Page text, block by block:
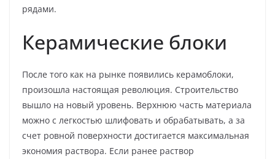
рядами.
Керамические блоки
После того как на рынке появились керамоблоки,
произошла настоящая революция. Строительство
вышло на новый уровень. Верхнюю часть материала
можно с легкостью шлифовать и обрабатывать, а за
счет ровной поверхности достигается максимальная
экономия раствора. Если ранее раствор